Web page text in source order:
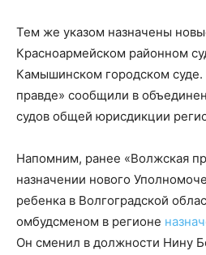
Тем же указом назначены
Красноармейском районном
Камышинском городском
правде» сообщили в
судов общей юрисдикции
Напомним, ранее «Волжская
назначении нового
ребенка в Волгоградской
омбудсменом в регионе
Он сменил в должности Нину